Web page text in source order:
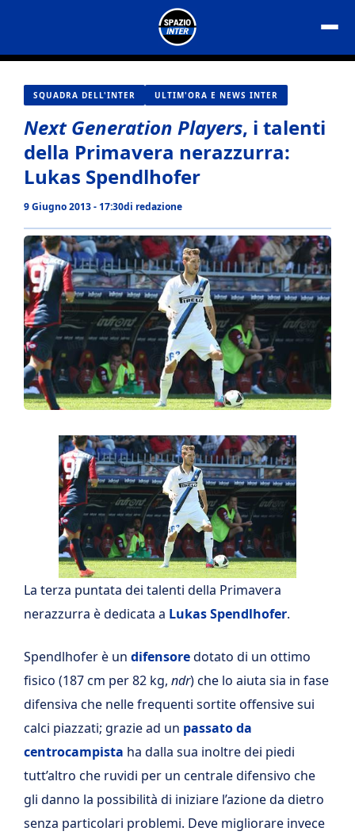
contenuto
SQUADRA DELL'INTER ULTIM'ORA E NEWS INTER
Next Generation Players, i talenti
della Primavera nerazzurra:
Lukas Spendlhofer
9 Giugno 2013 - 17:30di redazione
La terza puntata dei talenti della Primavera
nerazzurra è dedicata a Lukas Spendlhofer.
Spendlhofer è un difensoredotato di un ottimo
fisico (187 cm per 82 kg, ndr) che lo aiuta sia in fase
difensiva che nelle frequenti sortite offensive sui
calci piazzati; grazie ad un passato da
centrocampista ha dalla sua inoltre dei piedi
tutt’altro che ruvidi per un centrale difensivo che
gli danno la possibilità di iniziare l’azione da dietro
senza particolari problemi. Deve migliorare invece